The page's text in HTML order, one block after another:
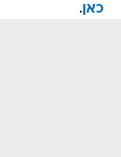
כאן.